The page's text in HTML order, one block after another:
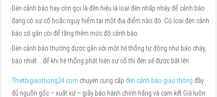
Đèn cảnh báo hay còn gọi là đèn hiệu là loại đèn nhấp nháy để cảnh báo
đang có sự cố hoặc nguy hiểm tại một địa điểm nào đó. Có loại đèn cảnh
báo có gắn còi để tăng thêm mức độ cảnh báo.
Đèn cảnh báo thường được gắn với một hệ thống tự động như báo cháy,
báo nhiệt… để khi hệ thống phát hiện sự cố thì đèn sẽ được bật lên.
Thietbigiaothong24.com chuyên cung cấp đèn cảnh báo giao thông đầy
đủ nguồn gốc – xuất xứ – giấy bảo hành chính hãng và cam kết Giá luôn